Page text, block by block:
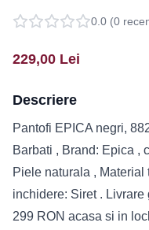
0.0 (0
229,00 Lei
Descriere
Pantofi EPICA negri,
Barbati , Brand: Epica ,
Piele naturala ,
inchidere: Siret .
299 RON acasa si in